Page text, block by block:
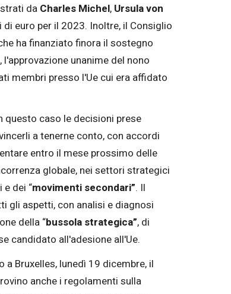
da Charles Michel, Ursula von
euro per il 2023. Inoltre, il Consiglio
ha finanziato finora il sostegno
unanime del nono
membri presso l'Ue cui era affidato
questo caso le decisioni prese
a tenerne conto, con accordi
entro il mese prossimo delle
globale, nei settori strategici
dei “movimenti secondari”. Il
gli aspetti, con analisi e diagnosi
della “bussola strategica”, di
candidato all'adesione all'Ue.
Bruxelles, lunedì 19 dicembre, il
anche i regolamenti sulla